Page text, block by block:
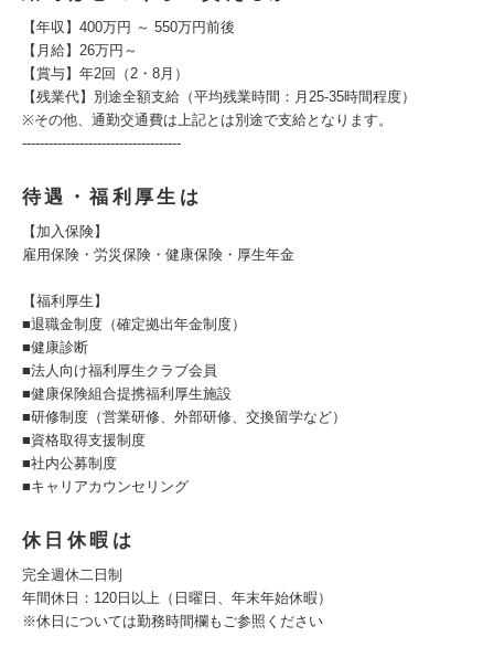
【年収】400万円 ～ 550万円前後
【月給】26万円～
【賞与】年2回（2・8月）
【残業代】別途全額支給（平均残業時間：月25-35時間程度）
※その他、通勤交通費は上記とは別途で支給となります。
------------------------------------
待遇・福利厚生は
【加入保険】
雇用保険・労災保険・健康保険・厚生年金
【福利厚生】
■退職金制度（確定拠出年金制度）
■健康診断
■法人向け福利厚生クラブ会員
■健康保険組合提携福利厚生施設
■研修制度（営業研修、外部研修、交換留学など）
■資格取得支援制度
■社内公募制度
■キャリアカウンセリング
休日休暇は
完全週休二日制
年間休日：120日以上（日曜日、年末年始休暇）
※休日については勤務時間欄もご参照ください